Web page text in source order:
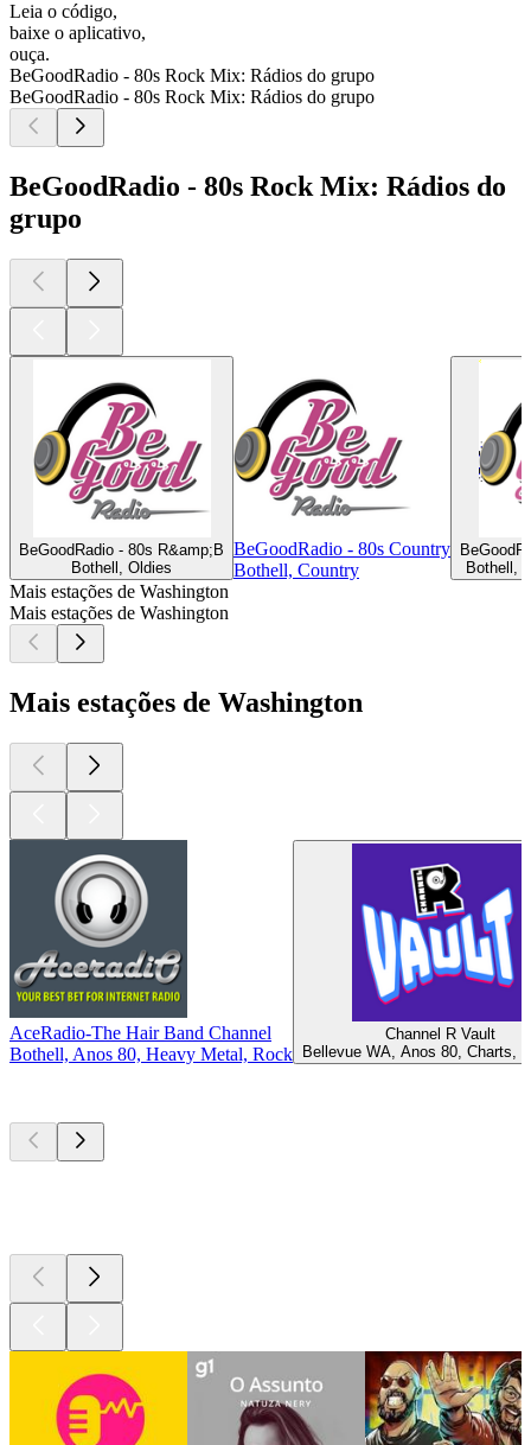
Leia o código,
baixe o aplicativo,
ouça.
BeGoodRadio - 80s Rock Mix: Rádios do grupo
BeGoodRadio - 80s Rock Mix: Rádios do grupo
BeGoodRadio - 80s Rock Mix: Rádios do
grupo
BeGoodRadio - 80s R&amp;B
Bothell, Oldies
BeGoodRadio - 80s Country
Bothell, Country
Bothell,
Mais estações de Washington
Mais estações de Washington
Mais estações de Washington
AceRadio-The Hair Band Channel
Bothell, Anos 80, Heavy Metal, Rock
Channel R Vault
Bellevue WA, Anos 80, Charts,